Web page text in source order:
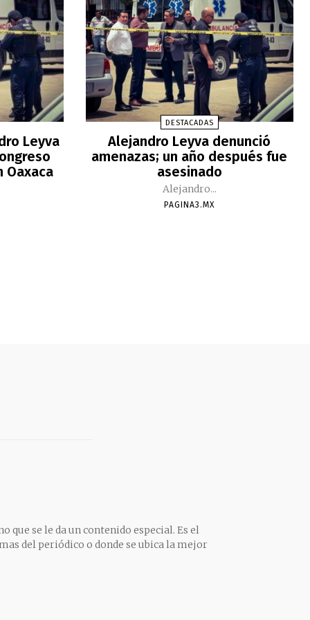
Leyva
Oaxaca
DESTACADAS
Alejandro Leyva denunció
amenazas; un año después fue
asesinado
Alejandro...
PAGINA3.MX
que se le da un contenido especial. Es el
del periódico o donde se ubica la mejor